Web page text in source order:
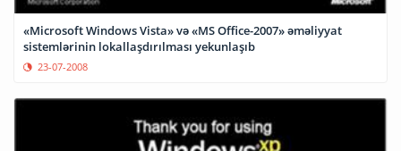
«Microsoft Windows Vista» və «MS Office-2007» əməliyyat
sistemlərinin lokallaşdırılması yekunlaşıb
23-07-2008